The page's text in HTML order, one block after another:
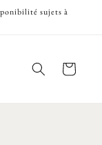
sujets à
Panier